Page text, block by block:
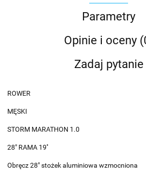
Parametry
Opinie i oceny
Zadaj pytanie
ROWER
MĘSKI
STORM MARATHON 1.0
28" RAMA 19''
Obręcz 28" stożek aluminiowa wzmocniona